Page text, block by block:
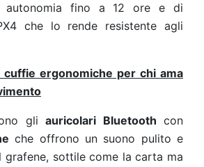
autonomia fino a 12 ore e di
che lo rende resistente agli
cuffie ergonomiche per chi ama
gli auricolari Bluetooth con
che offrono un suono pulito e
grafene, sottile come la carta ma